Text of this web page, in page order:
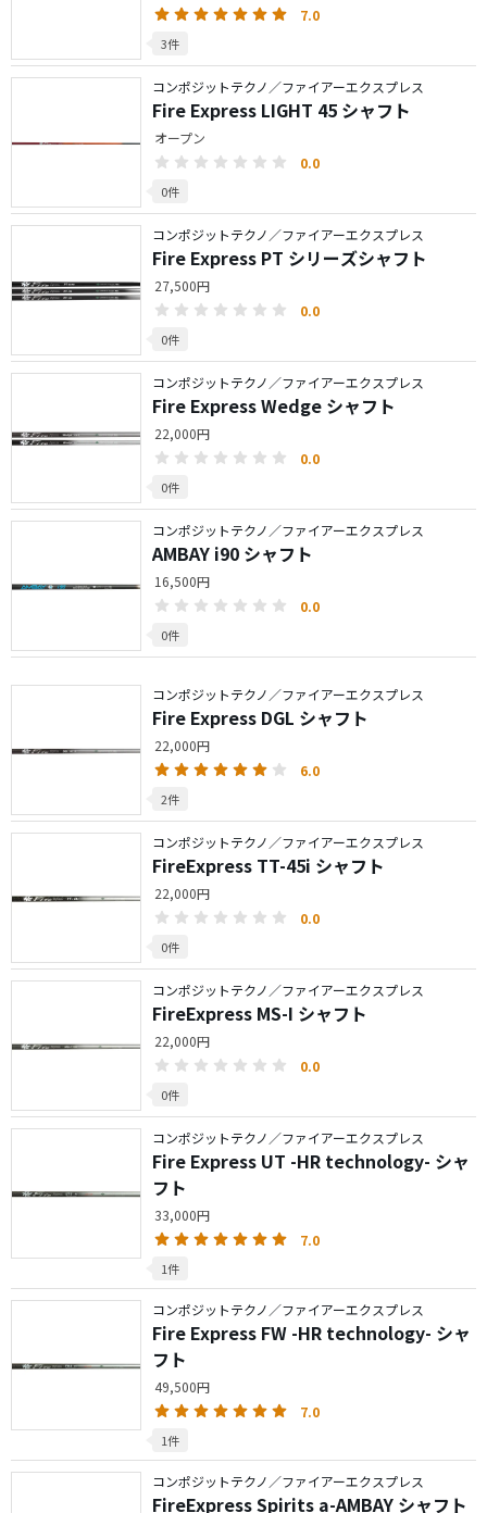
7.0
3件
コンポジットテクノ／ファイアーエクスプレス
Fire Express LIGHT 45 シャフト
オープン
0.0
0件
コンポジットテクノ／ファイアーエクスプレス
Fire Express PT シリーズシャフト
27,500円
0.0
0件
コンポジットテクノ／ファイアーエクスプレス
Fire Express Wedge シャフト
22,000円
0.0
0件
コンポジットテクノ／ファイアーエクスプレス
AMBAY i90 シャフト
16,500円
0.0
0件
コンポジットテクノ／ファイアーエクスプレス
Fire Express DGL シャフト
22,000円
6.0
2件
コンポジットテクノ／ファイアーエクスプレス
FireExpress TT-45i シャフト
22,000円
0.0
0件
コンポジットテクノ／ファイアーエクスプレス
FireExpress MS-I シャフト
22,000円
0.0
0件
コンポジットテクノ／ファイアーエクスプレス
Fire Express UT -HR technology- シャ
フト
33,000円
7.0
1件
コンポジットテクノ／ファイアーエクスプレス
Fire Express FW -HR technology- シャ
フト
49,500円
7.0
1件
コンポジットテクノ／ファイアーエクスプレス
FireExpress Spirits a-AMBAY シャフト